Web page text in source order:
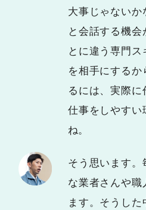
大事じゃない
と会話する機
とに違う専門
を相手にするか
るには、実際
仕事をしやす
ね。
そう思います
な業者さんや
ます。そうし